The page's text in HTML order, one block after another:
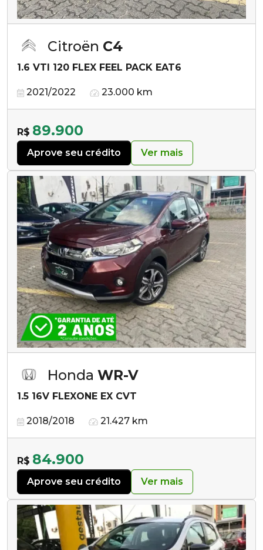
Citroën C4
1.6 VTI 120 FLEX FEEL PACK EAT6
2021/2022 23.000 km
R$ 89.900
Aprove seu crédito Ver mais
Honda WR-V
1.5 16V FLEXONE EX CVT
2018/2018 21.427 km
R$ 84.900
Aprove seu crédito Ver mais